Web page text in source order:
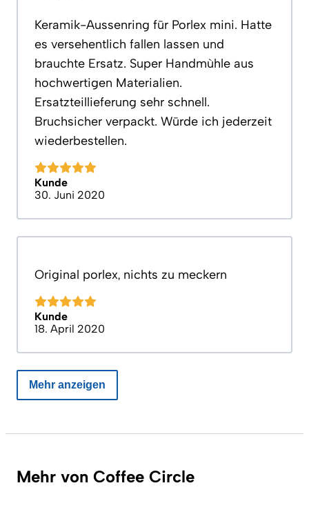
Keramik-Aussenring fūr Porlex mini. Hatte
es versehentlich fallen lassen und
brauchte Ersatz. Super Handmùhle aus
hochwertigen Materialien.
Ersatzteillieferung sehr schnell.
Bruchsicher verpackt. Wūrde ich jederzeit
wiederbestellen.
Kunde
30. Juni 2020
Original porlex, nichts zu meckern
Kunde
18. April 2020
Mehr anzeigen
Mehr von Coffee Circle